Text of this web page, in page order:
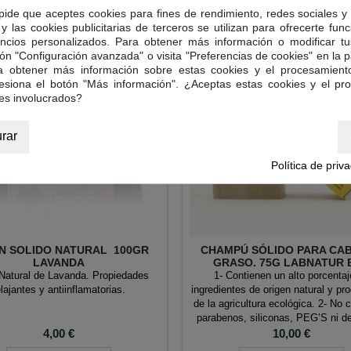
SOLIDO NATURAL 100GR
LAVANDA
de Lavanda. Propiedades
y antiinflamatorias.
Precio
4,00 €
CHAMPÚ SÓLIDO PARA
GRASO. 75G LABNATUR
(LABORATORIO SYS)
1- Contienen un alto
ingredientes de origen natural y
de la agricultura ecológica. 2- No
parabenos, siliconas, PEG’S ni
del petróleo. 3- Productos no
Precio
10,00 €
que aceptes cookies para fines de rendimiento, redes sociales y
las cookies publicitarias de terceros se utilizan para ofrecerte
personalizados. Para obtener más información o modificar
"Configuración avanzada" o visita "Preferencias de cookies" en la
obtener más información sobre estas cookies y el
el botón "Más información". ¿Aceptas estas cookies y el
involucrados?
Política de